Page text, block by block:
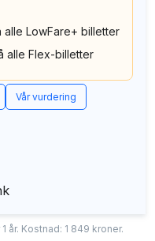
alle LowFare+ billetter
alle Flex-billetter
Vår vurdering
år. Kostnad: 1 849 kroner.